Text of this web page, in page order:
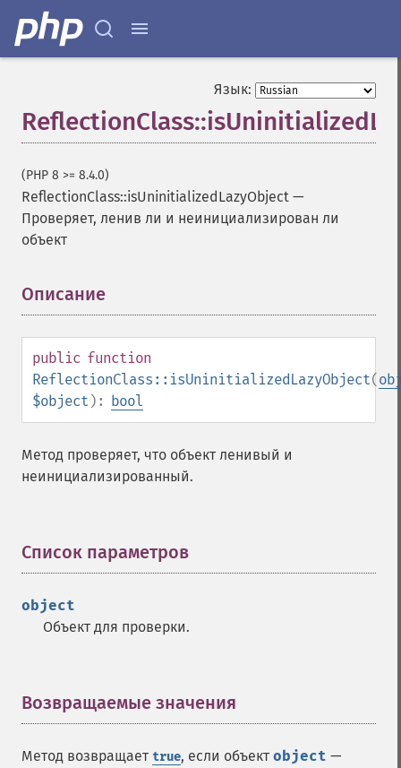
Язык:
(PHP 8 >= 8.4.0)
ReflectionClass::isUninitializedLazyObject —
Проверяет, ленив ли и неинициализирован ли
объект
Описание
public function
ReflectionClass::isUninitializedLazyObject(
$object ): bool
Метод проверяет, что объект ленивый и
неинициализированный.
Список параметров
object
Объект для проверки.
Возвращаемые значения
Метод возвращает true, если объект object —